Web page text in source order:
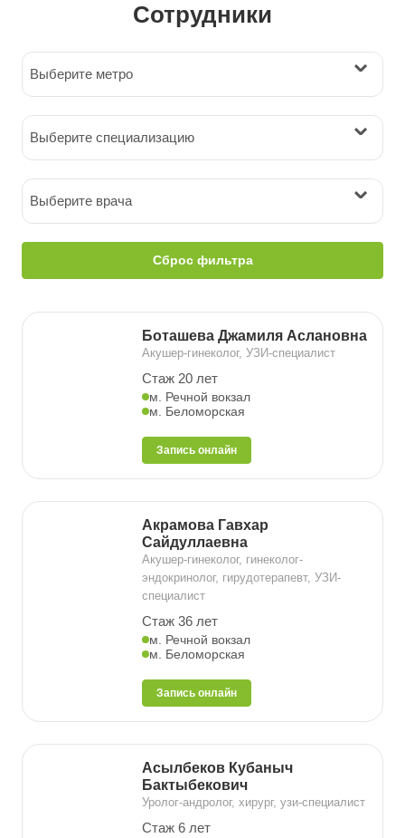
Сотрудники
Выберите метро
Выберите специализацию
Выберите врача
Сброс фильтра
Боташева Джамиля Аслановна
Акушер-гинеколог, УЗИ-специалист
Стаж 20 лет
м. Речной вокзал
м. Беломорская
Запись онлайн
Акрамова Гавхар
Сайдуллаевна
Акушер-гинеколог, гинеколог-
эндокринолог, гирудотерапевт, УЗИ-
специалист
Стаж 36 лет
м. Речной вокзал
м. Беломорская
Запись онлайн
Асылбеков Кубаныч
Бактыбекович
Уролог-андролог, хирург, узи-специалист
Стаж 6 лет